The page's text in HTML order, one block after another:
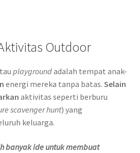
Outdoor
playgroundadalah tempat anak-
energi mereka tanpa batas. Selain
aktivitas seperti berburu
scavenger hunt) yang
keluarga.
banyak ide untuk membuat